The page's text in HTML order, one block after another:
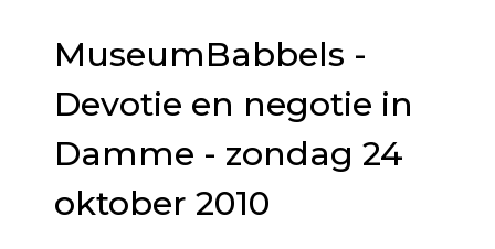
MuseumBabbels -
Devotie en negotie in
Damme - zondag 24
oktober 2010